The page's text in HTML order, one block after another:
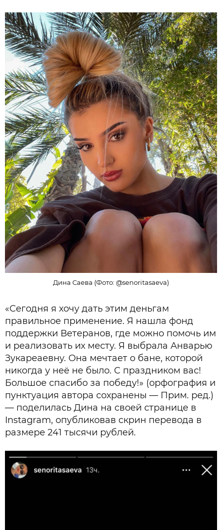
Дина Саева (Фото: @senoritasaeva)
«Сегодня я хочу дать этим деньгам
правильное применение. Я нашла фонд
поддержки Ветеранов, где можно помочь им
и реализовать их месту. Я выбрала Анварью
Зукареаевну. Она мечтает о бане, которой
никогда у неё не было. С праздником вас!
Большое спасибо за победу!» (орфография и
пунктуация автора сохранены — Прим. ред.)
— поделилась Дина на своей странице в
Instagram, опубликовав скрин перевода в
размере 241 тысячи рублей.